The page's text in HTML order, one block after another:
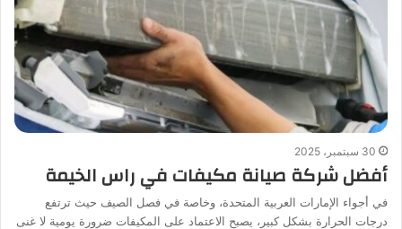
30 سبتمبر، 2025
أفضل شركة صيانة مكيفات في راس الخيمة
في أجواء الإمارات العربية المتحدة، وخاصة في فصل الصيف حيث ترتفع
درجات الحرارة بشكل كبير، يصبح الاعتماد على المكيفات ضرورة يومية لا غنى